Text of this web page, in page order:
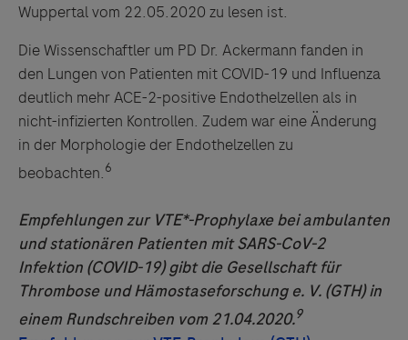
Wuppertal vom 22.05.2020 zu lesen ist.
Die Wissenschaftler um PD Dr. Ackermann fanden in
den Lungen von Patienten mit COVID-19 und Influenza
deutlich mehr ACE-2-positive Endothelzellen als in
nicht-infizierten Kontrollen. Zudem war eine Änderung
in der Morphologie der Endothelzellen zu
beobachten.6
Empfehlungen zur VTE*-Prophylaxe bei ambulanten
und stationären Patienten mit SARS-CoV-2
Infektion (COVID-19) gibt die Gesellschaft für
Thrombose und Hämostaseforschung e. V. (GTH) in
einem Rundschreiben vom 21.04.2020.9